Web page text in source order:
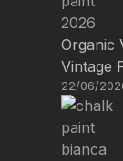
Organic
Vintage
22/06/